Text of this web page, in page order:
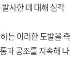
사한 데 대해 심각
는 이러한 도발을 즉
과 공조를 지속해 나